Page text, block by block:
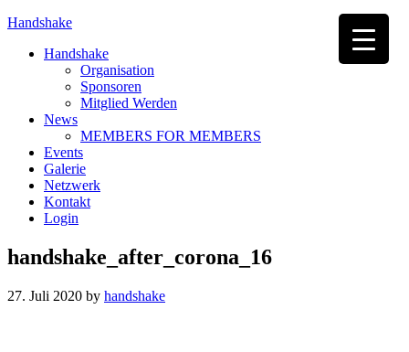
Handshake
Handshake
Organisation
Sponsoren
Mitglied Werden
News
MEMBERS FOR MEMBERS
Events
Galerie
Netzwerk
Kontakt
Login
handshake_after_corona_16
27. Juli 2020 by handshake